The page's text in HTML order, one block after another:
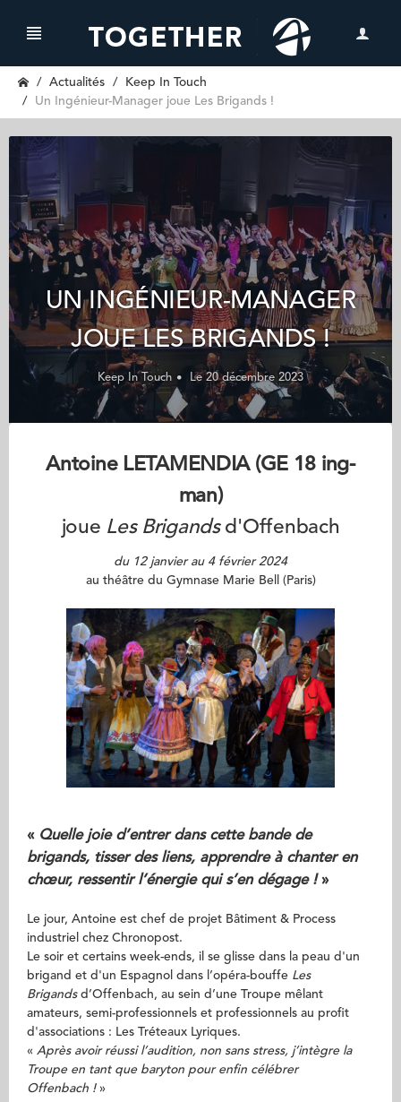
Actualités
Keep In Touch
Un Ingénieur-Manager joue Les Brigands !
UN INGÉNIEUR-MANAGER
JOUE LES BRIGANDS !
Keep In Touch Le 20 décembre 2023
Antoine LETAMENDIA (GE 18 ing-
man)
joue Les Brigandsd'Offenbach
du 12 janvier au 4 février 2024
au théâtre du Gymnase Marie Bell (Paris)
« Quelle joie d’entrer dans cette bande de
brigands, tisser des liens, apprendre à chanter en
chœur, ressentir l’énergie qui s’en dégage !»
Le jour, Antoine est chef de projet Bâtiment & Process
industriel chez Chronopost.
Le soir et certains week-ends, il se glisse dans la peau d'un
brigand et d'un Espagnol dans l’opéra-bouffe Les
Brigandsd’Offenbach, au sein d’une Troupe mêlant
amateurs, semi-professionnels et professionnels au profit
d'associations : Les Tréteaux Lyriques.
« Après avoir réussi l’audition, non sans stress, j’intègre la
Troupe en tant que baryton pour enfin célébrer
Offenbach !»